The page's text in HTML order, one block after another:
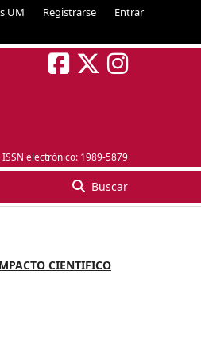
UM Registrarse Entrar
ISSN electrónico: 1989-5879
Buscar
CIENTIFICO